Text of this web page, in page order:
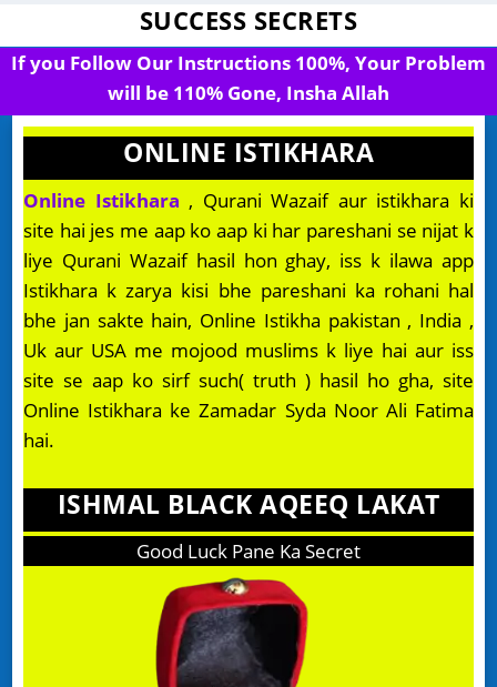
SUCCESS SECRETS
If you Follow Our Instructions 100%, Your Problem
will be 110% Gone, Insha Allah
ONLINE ISTIKHARA
Online Istikhara , Qurani Wazaif aur istikhara ki
site hai jes me aap ko aap ki har pareshani se nijat k
liye Qurani Wazaif hasil hon ghay, iss k ilawa app
Istikhara k zarya kisi bhe pareshani ka rohani hal
bhe jan sakte hain, Online Istikha pakistan , India ,
Uk aur USA me mojood muslims k liye hai aur iss
site se aap ko sirf such( truth ) hasil ho gha, site
Online Istikhara ke Zamadar Syda Noor Ali Fatima
hai.
ISHMAL BLACK AQEEQ LAKAT
Good Luck Pane Ka Secret